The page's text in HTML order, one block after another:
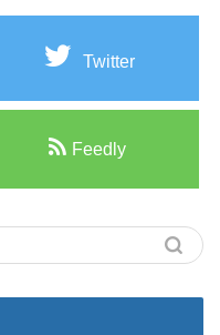
Twitter
Feedly